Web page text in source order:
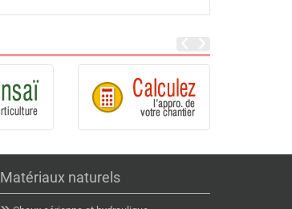
Matériaux naturels